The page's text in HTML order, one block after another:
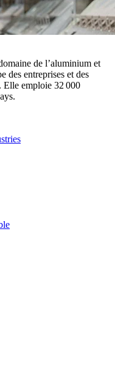
de l’aluminium et
des entreprises et des
Elle emploie 32 000